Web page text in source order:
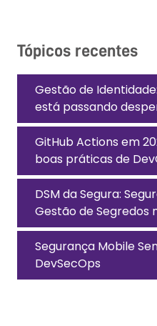
Tópicos recentes
Gestão de
está passando
GitHub Actions em
boas práticas de
DSM da Segura:
Gestão de Segredos
Segurança Mobile
DevSecOps